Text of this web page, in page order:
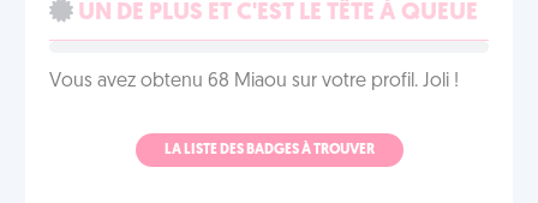
UN DE PLUS ET C'EST LE TÊTE À QUEUE
Vous avez obtenu 68 Miaou sur votre profil. Joli !
LA LISTE DES BADGES À TROUVER